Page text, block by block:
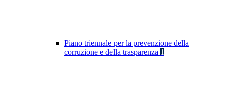
Piano triennale per la prevenzione della
corruzione e della trasparenza 1